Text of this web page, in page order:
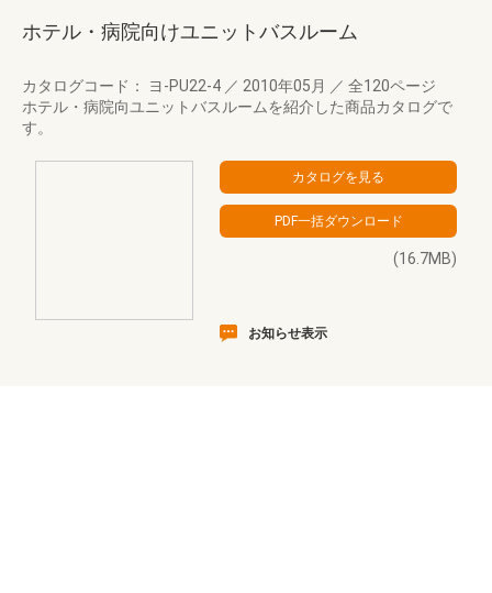
ホテル・病院向けユニットバスルーム
カタログコード： ヨ-PU22-4 ／ 2010年05月 ／ 全120ページ
ホテル・病院向ユニットバスルームを紹介した商品カタログで
す。
(16.7MB)
お知らせ表示